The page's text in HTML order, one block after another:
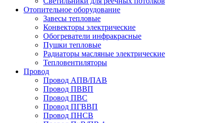
Отопительное оборудование
Завесы тепловые
Конвекторы электрические
Обогреватели инфракрасные
Пушки тепловые
Радиаторы масляные электрические
Тепловентиляторы
Провод
Провод АПВ/ПАВ
Провод ПВВП
Провод ПВС
Провод ПГВВП
Провод ПНСВ